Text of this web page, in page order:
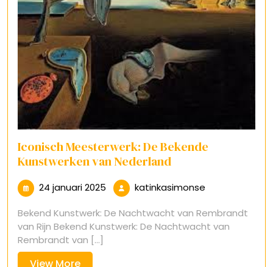
Iconisch Meesterwerk: De Bekende
Kunstwerken van Nederland
24 januari 2025 24
januari
2025
katinkasimonse
Bekend Kunstwerk: De Nachtwacht van Rembrandt
van Rijn Bekend Kunstwerk: De Nachtwacht van
Rembrandt van [...]
View MoreView